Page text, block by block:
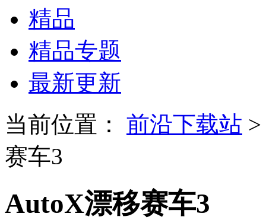
精品
精品专题
最新更新
当前位置：
前沿下载站
赛车3
AutoX漂移赛车3